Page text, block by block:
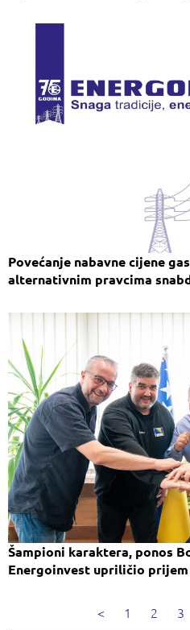
Povećanje nabavne cijene
alternativnim pravcima
Šampioni karaktera, ponos
Energoinvest upriličio
< 1 2 3